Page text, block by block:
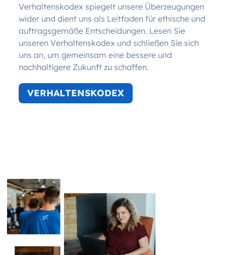
Verhaltenskodex spiegelt unsere Überzeugungen
wider und dient uns als Leitfaden für ethische und
auftragsgemäße Entscheidungen. Lesen Sie
unseren Verhaltenskodex und schließen Sie sich
uns an, um gemeinsam eine bessere und
nachhaltigere Zukunft zu schaffen.
VERHALTENSKODEX